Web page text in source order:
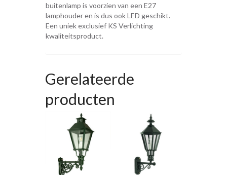
buitenlamp is voorzien van een E27
lamphouder en is dus ook LED geschikt.
Een uniek exclusief KS Verlichting
kwaliteitsproduct.
Gerelateerde
producten